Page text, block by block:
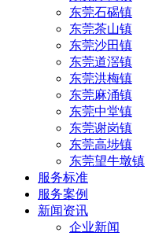
东莞石碣镇
东莞茶山镇
东莞沙田镇
东莞道滘镇
东莞洪梅镇
东莞麻涌镇
东莞中堂镇
东莞谢岗镇
东莞高埗镇
东莞望牛墩镇
服务标准
服务案例
新闻资讯
企业新闻